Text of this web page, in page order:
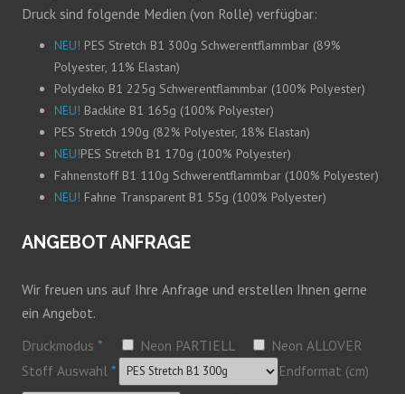
Druck sind folgende Medien (von Rolle) verfügbar:
NEU! PES Stretch B1 300g Schwerentflammbar (89%
Polyester, 11% Elastan)
Polydeko B1 225g Schwerentflammbar (100% Polyester)
NEU! Backlite B1 165g (100% Polyester)
PES Stretch 190g (82% Polyester, 18% Elastan)
NEU!PES Stretch B1 170g (100% Polyester)
Fahnenstoff B1 110g Schwerentflammbar (100% Polyester)
NEU! Fahne Transparent B1 55g (100% Polyester)
ANGEBOT ANFRAGE
Wir freuen uns auf Ihre Anfrage und erstellen Ihnen gerne
ein Angebot.
Druckmodus * Neon PARTIELL
Neon ALLOVER
Stoff Auswahl *
Endformat (cm)